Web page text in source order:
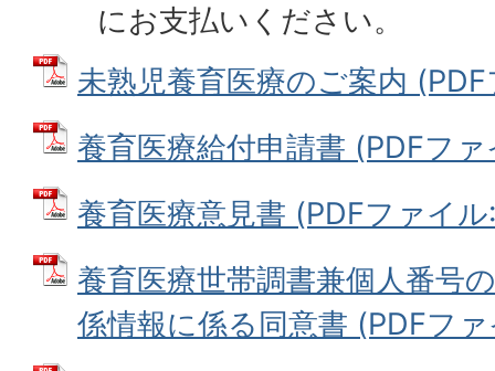
にお支払いください。
未熟児養育医療のご案内
養育医療給付申請書 (PDFフ
養育医療意見書 (PDFファイ
養育医療世帯調書兼個人番号
係情報に係る同意書 (PDFフ